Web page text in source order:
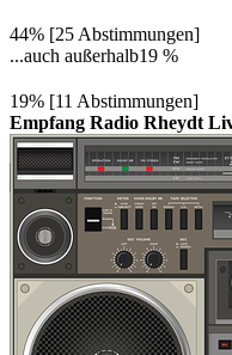
44% [25 Abstimmungen]
...auch außerhalb19 %
19% [11 Abstimmungen]
Empfang Radio Rheydt